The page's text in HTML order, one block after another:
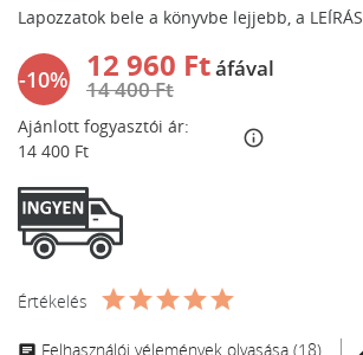
Lapozzatok bele a könyvbe lejjebb, a LEÍRÁS
-10% 12 960 Ftáfával
14 400 Ft
Ajánlott fogyasztói ár:
14 400 Ft
info_outline
Értékelés
Felhasználói vélemények olvasása (18)